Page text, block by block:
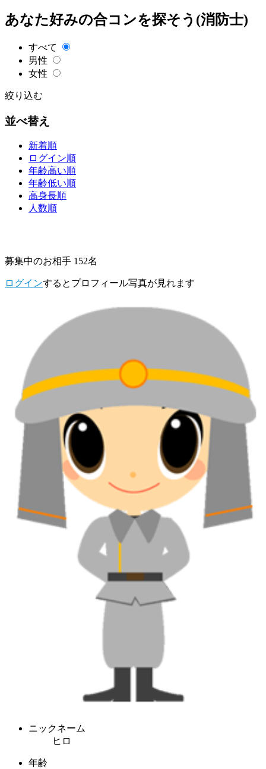
あなた好みの合コンを探そう(消防士)
すべて
男性
女性
絞り込む
並べ替え
新着順
ログイン順
年齢高い順
年齢低い順
高身長順
人数順
募集中のお相手 152名
ログインするとプロフィール写真が見れます
ニックネーム
ヒロ
年齢